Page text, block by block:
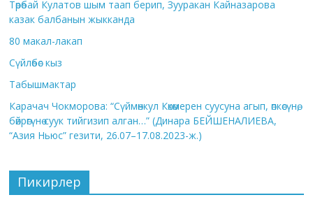
Төрөбай Кулатов шым таап берип, Зууракан Кайназарова
казак балбанын жыкканда
80 макал-лакап
Сүйлөбөс кыз
Табышмактар
Карачач Чокморова: “Сүймөнкул Көкөмерен суусуна агып, өпкөсүнө,
бөйрөгүнө суук тийгизип алган…” (Динара БЕЙШЕНАЛИЕВА,
“Азия Ньюс” гезити, 26.07–17.08.2023-ж.)
Пикирлер